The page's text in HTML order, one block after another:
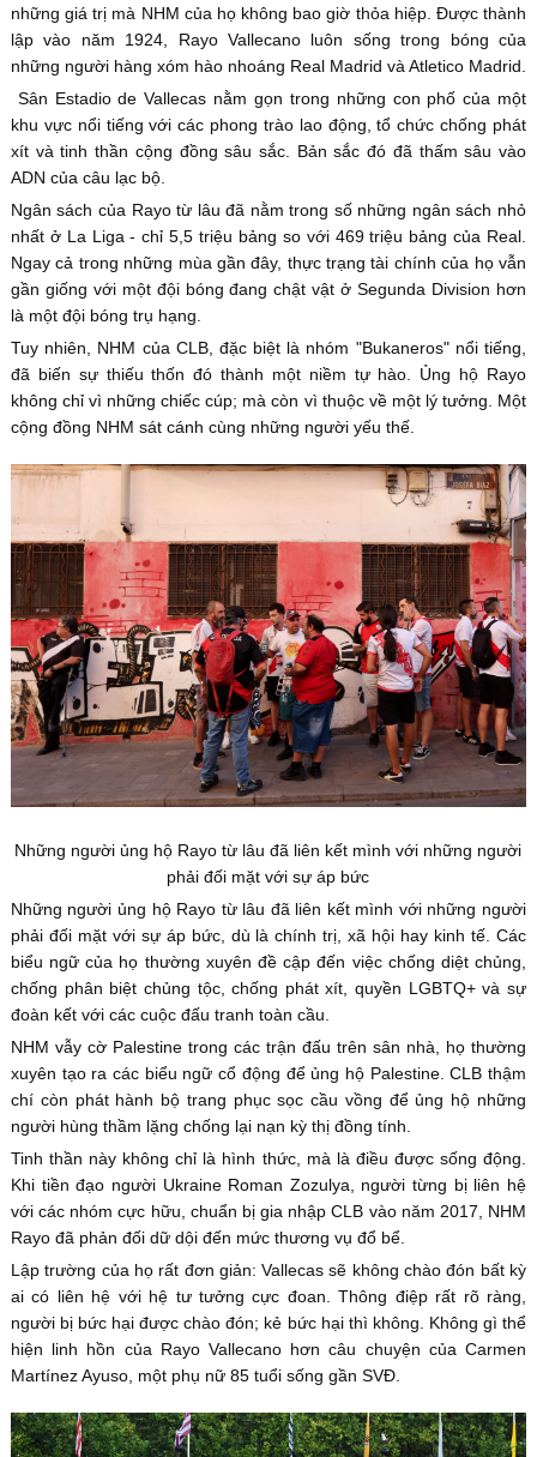
những giá trị mà NHM của họ không bao giờ thỏa hiệp. Được thành
lập vào năm 1924, Rayo Vallecano luôn sống trong bóng của
những người hàng xóm hào nhoáng Real Madrid và Atletico Madrid.
Sân Estadio de Vallecas nằm gọn trong những con phố của một
khu vực nổi tiếng với các phong trào lao động, tổ chức chống phát
xít và tinh thần cộng đồng sâu sắc. Bản sắc đó đã thấm sâu vào
ADN của câu lạc bộ.
Ngân sách của Rayo từ lâu đã nằm trong số những ngân sách nhỏ
nhất ở La Liga - chỉ 5,5 triệu bảng so với 469 triệu bảng của Real.
Ngay cả trong những mùa gần đây, thực trạng tài chính của họ vẫn
gần giống với một đội bóng đang chật vật ở Segunda Division hơn
là một đội bóng trụ hạng.
Tuy nhiên, NHM của CLB, đặc biệt là nhóm "Bukaneros" nổi tiếng,
đã biến sự thiếu thốn đó thành một niềm tự hào. Ủng hộ Rayo
không chỉ vì những chiếc cúp; mà còn vì thuộc về một lý tưởng. Một
cộng đồng NHM sát cánh cùng những người yếu thế.
Những người ủng hộ Rayo từ lâu đã liên kết mình với những người
phải đối mặt với sự áp bức
Những người ủng hộ Rayo từ lâu đã liên kết mình với những người
phải đối mặt với sự áp bức, dù là chính trị, xã hội hay kinh tế. Các
biểu ngữ của họ thường xuyên đề cập đến việc chống diệt chủng,
chống phân biệt chủng tộc, chống phát xít, quyền LGBTQ+ và sự
đoàn kết với các cuộc đấu tranh toàn cầu.
NHM vẫy cờ Palestine trong các trận đấu trên sân nhà, họ thường
xuyên tạo ra các biểu ngữ cổ động để ủng hộ Palestine. CLB thậm
chí còn phát hành bộ trang phục sọc cầu vồng để ủng hộ những
người hùng thầm lặng chống lại nạn kỳ thị đồng tính.
Tinh thần này không chỉ là hình thức, mà là điều được sống động.
Khi tiền đạo người Ukraine Roman Zozulya, người từng bị liên hệ
với các nhóm cực hữu, chuẩn bị gia nhập CLB vào năm 2017, NHM
Rayo đã phản đối dữ dội đến mức thương vụ đổ bể.
Lập trường của họ rất đơn giản: Vallecas sẽ không chào đón bất kỳ
ai có liên hệ với hệ tư tưởng cực đoan. Thông điệp rất rõ ràng,
người bị bức hại được chào đón; kẻ bức hại thì không. Không gì thể
hiện linh hồn của Rayo Vallecano hơn câu chuyện của Carmen
Martínez Ayuso, một phụ nữ 85 tuổi sống gần SVĐ.